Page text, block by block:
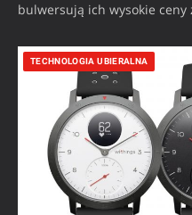
bulwersują ich wysokie ceny
TECHNOLOGIA UBIERALNA